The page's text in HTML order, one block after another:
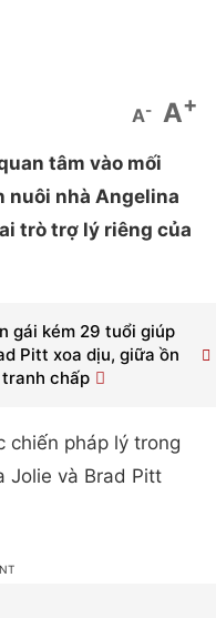
A- A+
tâm vào mối
nuôi nhà Angelina
trò trợ lý riêng của
gái kém 29 tuổi giúp
Pitt xoa dịu, giữa ồn
chấp
chiến pháp lý trong
Jolie và Brad Pitt